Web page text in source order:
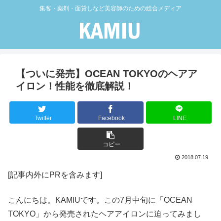
集客・薬剤・面貸しなど美容師のための総合メディア
【ついに発売】OCEAN TOKYOのヘアア
イロン！性能を徹底解説！
Twitter Facebook LINE
コピー
2018.07.19
[記事内外にPRを含みます]
こんにちは。KAMIUです。この7月中旬に「OCEAN
TOKYO」から発売されたヘアアイロンに迫ってみまし